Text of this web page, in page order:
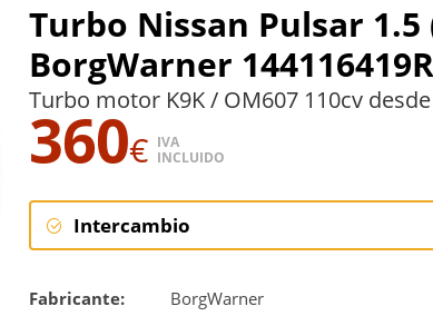
Turbo Nissan Pulsar 1.5
BorgWarner 144116419R
Turbo motor K9K / OM607 110cv
360€ IVA
INCLUIDO
Intercambio
Fabricante:
BorgWarner